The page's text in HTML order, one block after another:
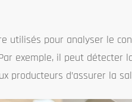
utilisés pour analyser le
exemple, il peut
producteurs d’assurer la